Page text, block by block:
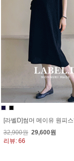
[라벨D]썸머 메이유 원피
32,900원 29,600원
리뷰: 66